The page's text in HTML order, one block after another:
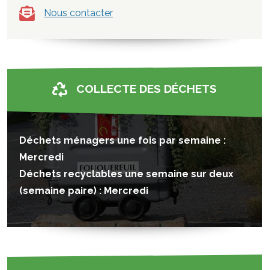
Nous contacter
COLLECTE DES DÉCHETS
Déchets ménagers une fois par semaine :
Mercredi
Déchets recyclables une semaine sur deux
(semaine paire) : Mercredi